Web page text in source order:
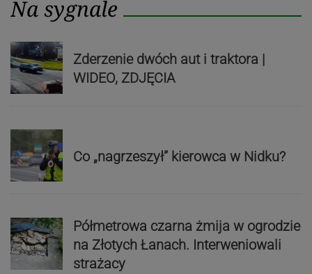
Na sygnale
Zderzenie dwóch aut i traktora |
WIDEO, ZDJĘCIA
Co „nagrzeszył” kierowca w Nidku?
Półmetrowa czarna żmija w ogrodzie
na Złotych Łanach. Interweniowali
strażacy